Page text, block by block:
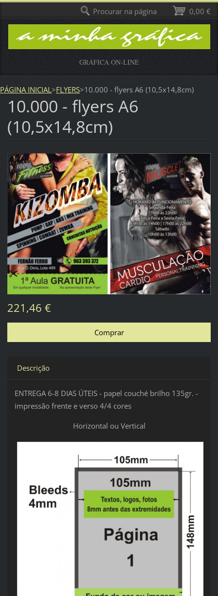
GRÁFICA ON-LINE
PÁGINA INICIAL >FLYERS>10.000 - flyers A6 (10,5x14,8cm)
10.000 - flyers A6
(10,5x14,8cm)
221,46 €
Descrição
ENTREGA 6-8 DIAS ÚTEIS - papel couché brilho 135gr. -
impressão frente e verso 4/4 cores
Horizontal ou Vertical
0,00 €
Procurar na página